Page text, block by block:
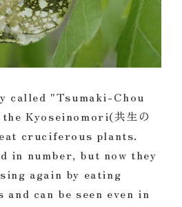
called "Tsumaki-Chou
Kyoseinomori(共生の
cruciferous plants.
in number, but now they
again by eating
can be seen even in